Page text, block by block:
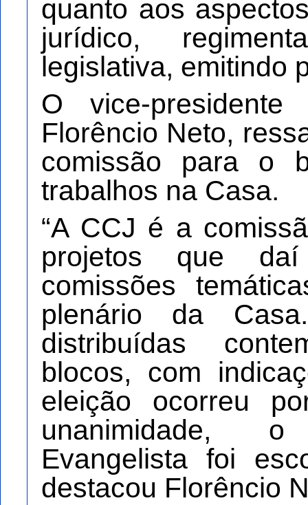
quanto aos
jurídico,
legislativa, emitindo
O vice-
Florêncio Neto,
comissão para o
trabalhos na Casa.
“A CCJ é a
projetos que
comissões
plenário da
distribuídas
blocos, com
eleição ocorreu
unanimidade,
Evangelista foi
destacou Florêncio